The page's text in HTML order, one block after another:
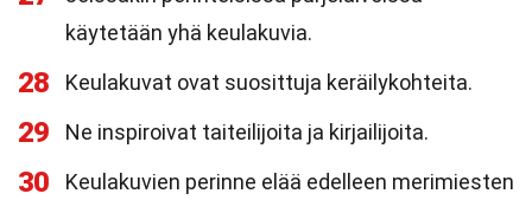
käytetään yhä keulakuvia.
28 Keulakuvat ovat suosittuja keräilykohteita.
29 Ne inspiroivat taiteilijoita ja kirjailijoita.
30
Keulakuvien perinne elää edelleen merimiesten